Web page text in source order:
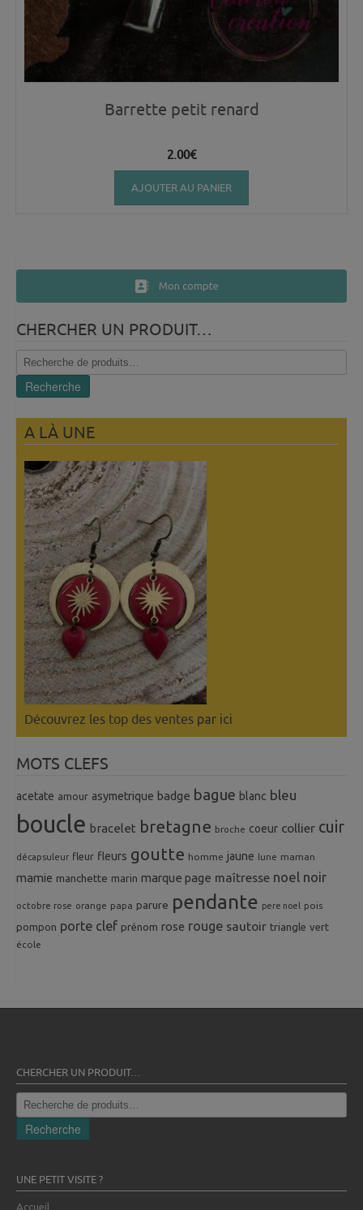
Barrette petit renard
2.00€
AJOUTER AU PANIER
Mon compte
CHERCHER UN PRODUIT…
Recherche
pour :
Recherche
A LÀ UNE
Découvrez les top des ventes par ici
MOTS CLEFS
acetate amour asymetrique badge bague blanc bleu
boucle bracelet bretagne broche coeur collier cuir
décapsuleur fleur fleurs goutte homme jaune lune maman
mamie manchette marin marque page maîtresse noel noir
octobre rose orange papa parure pendante pere noel pois
pompon porte clef prénom rose rouge sautoir triangle vert
école
CHERCHER UN PRODUIT…
Recherche
pour :
Recherche
UNE PETIT VISITE ?
Accueil